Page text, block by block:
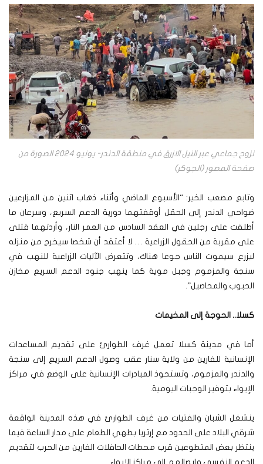
نزوح جماعي عبر النيل الازرق في منطقة الدندر- يونيو 2024 الصورة من
صفحة المصور (الجوكر)
وتابع مصعب الخير: “الأسبوع الماضي وأثناء ذهاب اثنين من المزارعين
ضواحي الدندر إلى الحقل أوقفتهما دورية الدعم السريع، وسرعان ما
أطلقت على رجلين في العقد السادس من العمر النار، وأردتهما قتلى
على مقربة من الحقول الزراعية … لا أعتقد أن شخصا سيخرج من منزله
ليزرع سيموت الناس جوعا هناك، وتتعرض الآليات الزراعية للنهب في
سنجة والمزموم وجبل موية كما ينهب جنود الدعم السريع مخازن
الحبوب والمحاصيل”.
كسلا.. الحوجة إلى المخيمات
أما في مدينة كسلا تعمل غرف الطوارئ على تقديم المساعدات
الإنسانية للفارين من ولاية سنار عقب وصول الدعم السريع إلى سنجة
والدندر والمزموم، وتستحوذ المبادرات الإنسانية على الوضع في مراكز
الإيواء بتوفير الوجبات اليومية.
ينشغل الشبان والفتيات من غرف الطوارئ في هذه المدينة الواقعة
شرقي البلاد على الحدود مع إرتريا بطهي الطعام على مدار الساعة فيما
ينتظر بعض المتطوعين قرب محطات الحافلات الفارين من الحرب لتقديم
الدعم النفسي وإيصالهم إلى مراكز الإيواء.